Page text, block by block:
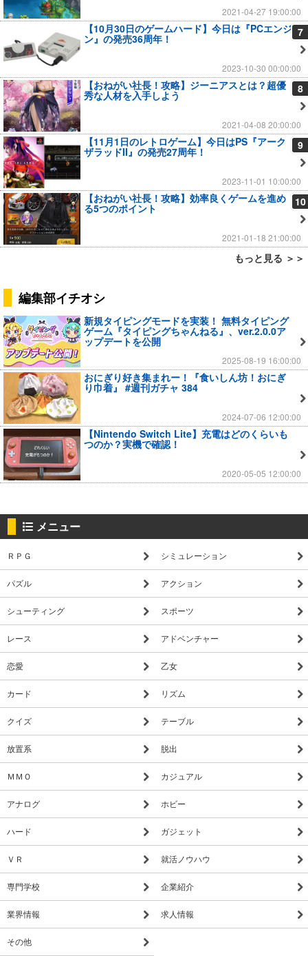
2021-04-27 19:00:00
7
【10月30日のゲームハード】今日は『PCエンジ
ン』の発売36周年！
2023-10-30 00:00:00
8
【おねがい社長！攻略】ジーニアスとは？超優
秀な人材を入手しよう
2021-04-08 20:00:00
9
【11月1日のレトロゲーム】今日はPS『アーク
ザラッドII』の発売27周年！
2023-11-01 10:00:00
10
【おねがい社長！攻略】効率良くゲームを進め
る5つのポイント
2021-01-18 21:00:00
もっと見る ＞＞
編集部イチオシ
新規タイピングモードを実装！ 無料タイピング
ゲーム『タイピングちゃんねる』、ver.2.0.0ア
ップデートを公開
2025-08-19 16:00:00
おにぎり好き集まれー！『食いしん坊！おにぎ
り巾着』 #週刊ガチャ 384
2024-07-06 12:00:00
【Nintendo Switch Lite】充電はどのくらいも
つのか？実機で確認！
2020-05-05 12:00:00
メニュー
ＲＰＧ シミュレーション
パズル アクション
シューティング スポーツ
レース アドベンチャー
恋愛 乙女
カード リズム
クイズ テーブル
放置系 脱出
ＭＭＯ カジュアル
アナログ ホビー
ハード ガジェット
ＶＲ 就活ノウハウ
専門学校 企業紹介
業界情報 求人情報
その他